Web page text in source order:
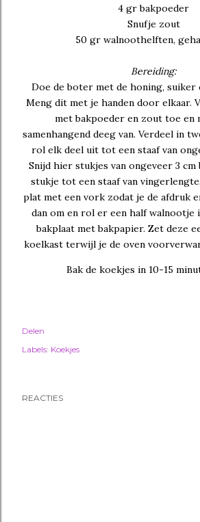
4 gr bakpoeder
Snufje zout
50 gr walnoothelften,
Bereiding:
Doe de boter met de honing, suiker
Meng dit met je handen door elkaar.
met bakpoeder en zout toe en
samenhangend deeg van. Verdeel in
rol elk deel uit tot een staaf van
Snijd hier stukjes van ongeveer 3
stukje tot een staaf van
plat met een vork zodat je de afdruk
dan om en rol er een half walnootje
bakplaat met bakpapier. Zet deze
koelkast terwijl je de oven
Bak de koekjes in 10-15
Delen
Labels: Koekjes
REACTIES